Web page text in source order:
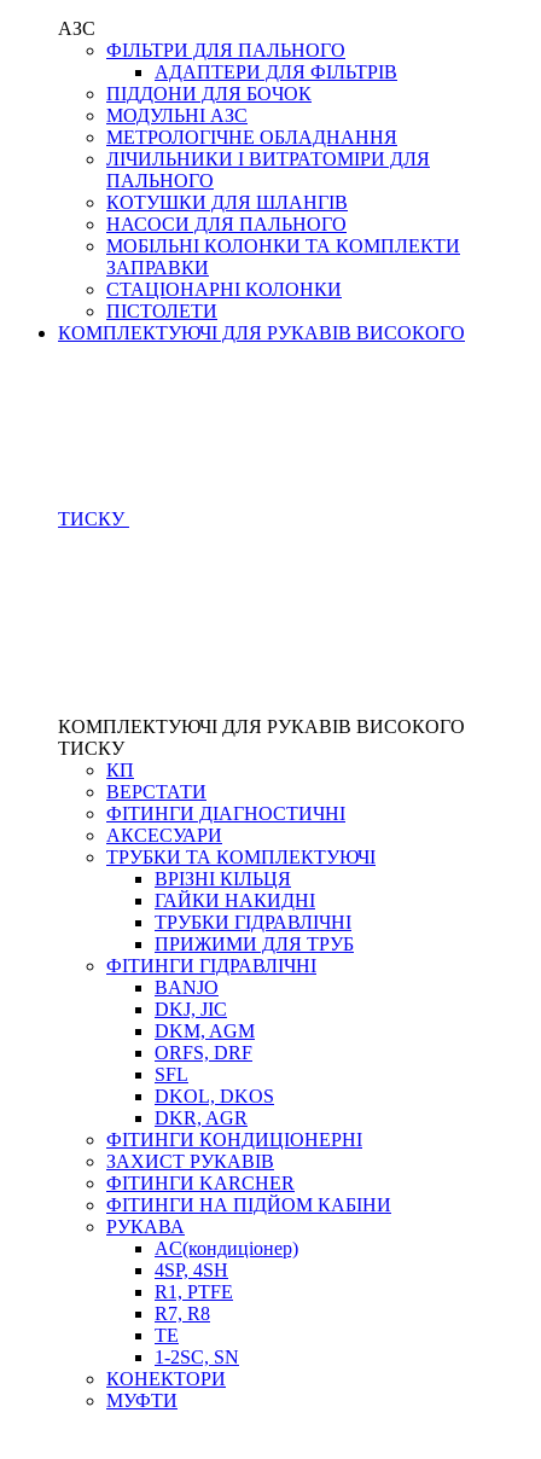
АЗС
ФІЛЬТРИ ДЛЯ ПАЛЬНОГО
АДАПТЕРИ ДЛЯ ФІЛЬТРІВ
ПІДДОНИ ДЛЯ БОЧОК
МОДУЛЬНІ АЗС
МЕТРОЛОГІЧНЕ ОБЛАДНАННЯ
ЛІЧИЛЬНИКИ І ВИТРАТОМІРИ ДЛЯ
ПАЛЬНОГО
КОТУШКИ ДЛЯ ШЛАНГІВ
НАСОСИ ДЛЯ ПАЛЬНОГО
МОБІЛЬНІ КОЛОНКИ ТА КОМПЛЕКТИ
ЗАПРАВКИ
СТАЦІОНАРНІ КОЛОНКИ
ПІСТОЛЕТИ
КОМПЛЕКТУЮЧІ ДЛЯ РУКАВІВ ВИСОКОГО
ТИСКУ
КОМПЛЕКТУЮЧІ ДЛЯ РУКАВІВ ВИСОКОГО
ТИСКУ
КП
ВЕРСТАТИ
ФІТИНГИ ДІАГНОСТИЧНІ
АКСЕСУАРИ
ТРУБКИ ТА КОМПЛЕКТУЮЧІ
ВРІЗНІ КІЛЬЦЯ
ГАЙКИ НАКИДНІ
ТРУБКИ ГІДРАВЛІЧНІ
ПРИЖИМИ ДЛЯ ТРУБ
ФІТИНГИ ГІДРАВЛІЧНІ
BANJO
DKJ, JIC
DKM, AGM
ORFS, DRF
SFL
DKOL, DKOS
DKR, AGR
ФІТИНГИ КОНДИЦІОНЕРНІ
ЗАХИСТ РУКАВІВ
ФІТИНГИ KARCHER
ФІТИНГИ НА ПІДЙОМ КАБІНИ
РУКАВА
AC(кондиціонер)
4SP, 4SH
R1, PTFE
R7, R8
TE
1-2SC, SN
КОНЕКТОРИ
МУФТИ